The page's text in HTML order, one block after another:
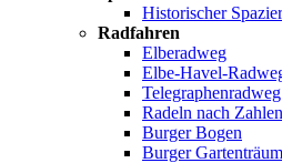
Historischer
Radfahren
Elberadweg
Elbe-Havel-
Telegraphenradweg
Radeln nach Zahlen
Burger Bogen
Burger